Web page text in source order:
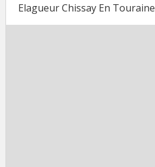
Elagueur Chissay En Touraine